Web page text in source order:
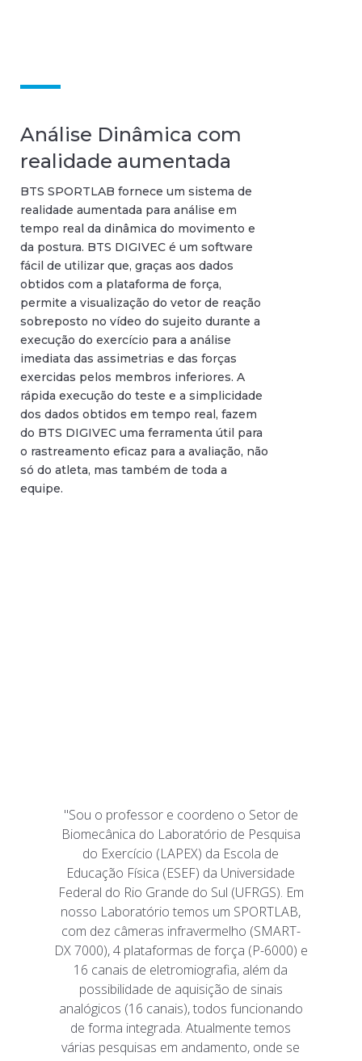
Análise Dinâmica com
realidade aumentada
BTS SPORTLAB fornece um sistema de
realidade aumentada para análise em
tempo real da dinâmica do movimento e
da postura. BTS DIGIVEC é um software
fácil de utilizar que, graças aos dados
obtidos com a plataforma de força,
permite a visualização do vetor de reação
sobreposto no vídeo do sujeito durante a
execução do exercício para a análise
imediata das assimetrias e das forças
exercidas pelos membros inferiores. A
rápida execução do teste e a simplicidade
dos dados obtidos em tempo real, fazem
do BTS DIGIVEC uma ferramenta útil para
o rastreamento eficaz para a avaliação, não
só do atleta, mas também de toda a
equipe.
"Sou o professor e coordeno o Setor de
Biomecânica do Laboratório de Pesquisa
do Exercício (LAPEX) da Escola de
Educação Física (ESEF) da Universidade
Federal do Rio Grande do Sul (UFRGS). Em
nosso Laboratório temos um SPORTLAB,
com dez câmeras infravermelho (SMART-
DX 7000), 4 plataformas de força (P-6000) e
16 canais de eletromiografia, além da
possibilidade de aquisição de sinais
analógicos (16 canais), todos funcionando
de forma integrada. Atualmente temos
várias pesquisas em andamento, onde se